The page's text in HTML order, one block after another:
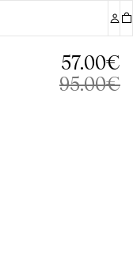
57.00€
95.00€